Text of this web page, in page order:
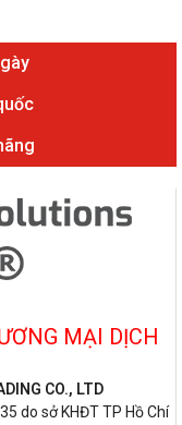
MẠI DỊCH
CO., LTD
do sở KHĐT TP Hồ Chí